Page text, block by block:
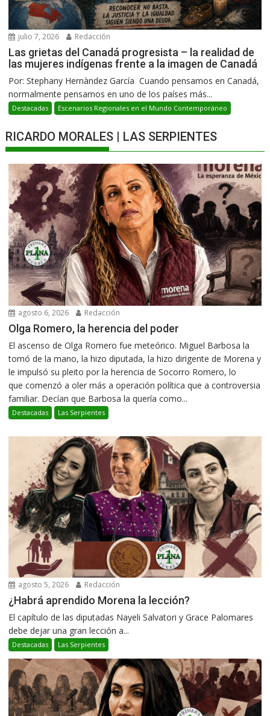
julio 7, 2026 Redacción
Las grietas del Canadá progresista – la realidad de
las mujeres indígenas frente a la imagen de Canadá
Por: Stephany Hernàndez García Cuando pensamos en Canadá,
normalmente pensamos en uno de los países más...
Destacadas Escenarios Regionales en el Mundo Contemporáneo
RICARDO MORALES | LAS SERPIENTES
agosto 6, 2026 Redacción
Olga Romero, la herencia del poder
El ascenso de Olga Romero fue meteórico. Miguel Barbosa la
tomó de la mano, la hizo diputada, la hizo dirigente de Morena y
le impulsó su pleito por la herencia de Socorro Romero, lo
que comenzó a oler más a operación política que a controversia
familiar. Decían que Barbosa la quería como...
Destacadas Las Serpientes
agosto 5, 2026 Redacción
¿Habrá aprendido Morena la lección?
El capítulo de las diputadas Nayeli Salvatori y Grace Palomares
debe dejar una gran lección a...
Destacadas Las Serpientes